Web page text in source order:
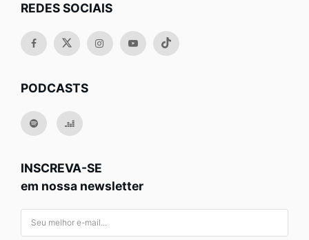
REDES SOCIAIS
PODCASTS
INSCREVA-SE
em nossa newsletter